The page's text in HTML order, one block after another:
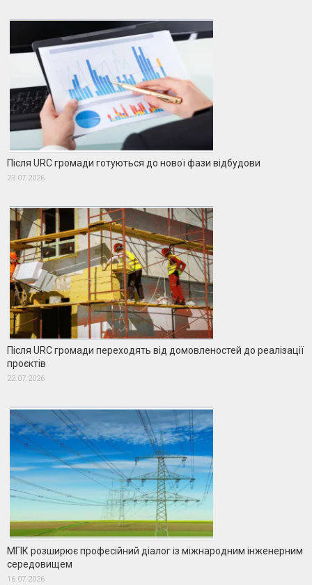
Після URC громади готуються до нової фази відбудови
23.07.2026
Після URC громади переходять від домовленостей до реалізації
проєктів
22.07.2026
МГІК розширює професійний діалог із міжнародним інженерним
середовищем
16.07.2026